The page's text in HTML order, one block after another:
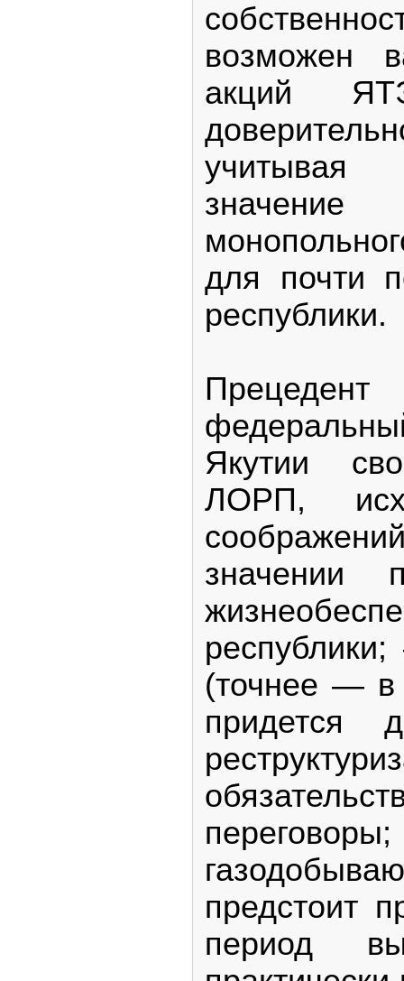
возможен
акций
учитывая
для почти
республики.
Якутии
ЛОРП,
значении
(точнее —
придется
предстоит
период